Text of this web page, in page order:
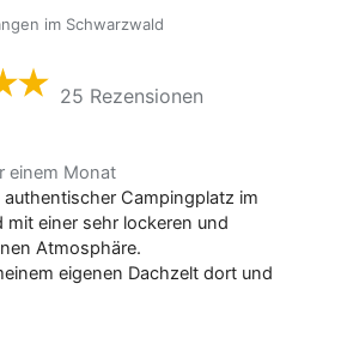
im Schwarzwald
25 Rezensionen
einem Monat
authentischer Campingplatz im
mit einer sehr lockeren und
Atmosphäre.
eigenen Dachzelt dort und